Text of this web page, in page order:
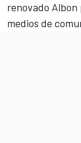
renovado Albon
medios de